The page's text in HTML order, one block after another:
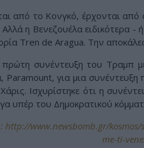
από το Κονγκό, έρχονται
Αλλά η Βενεζουέλα ειδικότερα
Tren de Aragua. Την
συνέντευξη του Τραμπ
Paramount, για μια
Ισχυρίστηκε ότι η
υπέρ του Δημοκρατικού
http://www.newsbomb.gr/
me-ti-